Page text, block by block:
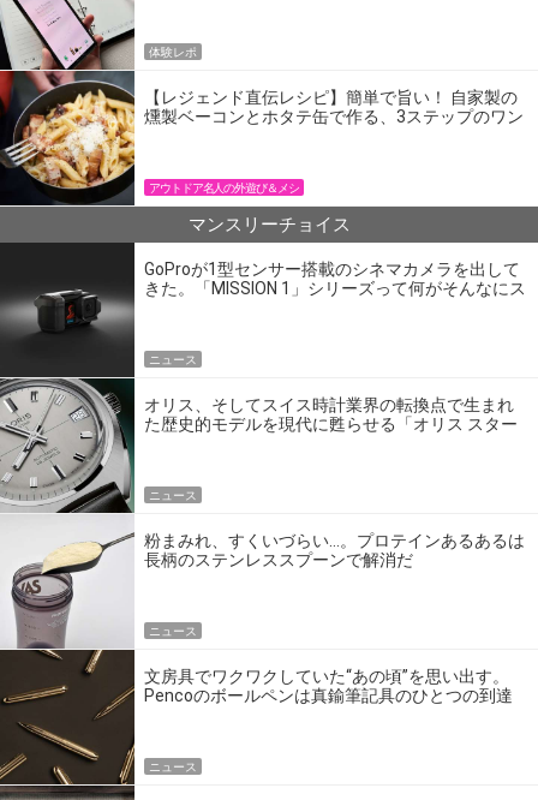
体験レポ
【レジェンド直伝レシピ】簡単で旨い！ 自家製の
燻製ベーコンとホタテ缶で作る、3ステップのワン
アウトドア名人の外遊び＆メシ
マンスリーチョイス
GoProが1型センサー搭載のシネマカメラを出して
きた。「MISSION 1」シリーズって何がそんなにス
ニュース
オリス、そしてスイス時計業界の転換点で生まれ
た歴史的モデルを現代に甦らせる「オリス スター
ニュース
粉まみれ、すくいづらい…。プロテインあるあるは
長柄のステンレススプーンで解消だ
ニュース
文房具でワクワクしていた“あの頃”を思い出す。
Pencoのボールペンは真鍮筆記具のひとつの到達
ニュース